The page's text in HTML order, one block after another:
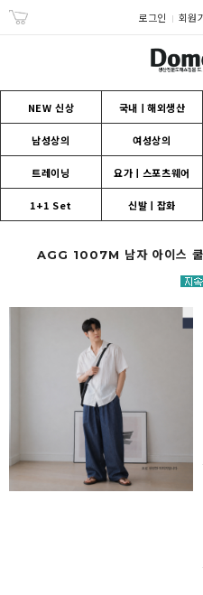
로그인 회원
NEW 신상 국내ㅣ해외생산
남성상의 여성상의
트레이닝 요가ㅣ스포츠웨어
1+1 Set 신발ㅣ잡화
AGG 1007M 남자 아이스 쿨